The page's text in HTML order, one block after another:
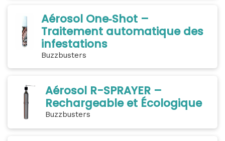
Aérosol One‑Shot –
Traitement automatique des
infestations
Buzzbusters
Aérosol R-SPRAYER –
Rechargeable et Écologique
Buzzbusters